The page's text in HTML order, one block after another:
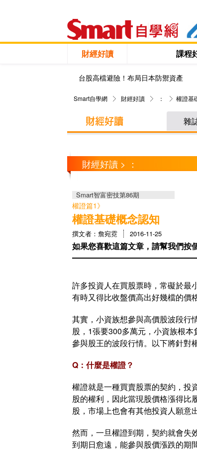
財經好讀 課程
台股高檔避險！布局日本防禦資產
Smart自學網 財經好讀 ： 權證基
雜
財經好讀 > ：
Smart智富密技第86期
權證篇1》
權證基礎概念認知
撰文者：詹宛霓 2016-11-25
如果您喜歡這篇文章，請幫我們按
許多投資人在買股票時，常礙於最
有時又得比收盤價高出好幾檔的價
其實，小資族想參與高價股波段行
股，1張要300多萬元，小資族根
參與股王的波段行情。以下將針對
Q：什麼是權證？
權證就是一種買賣股票的契約，投
股的權利，因此當現股價格漲得比
股，市場上也會有其他投資人願意
然而，一旦權證到期，契約就會失
到期日愈遠，能參與股價漲跌的期